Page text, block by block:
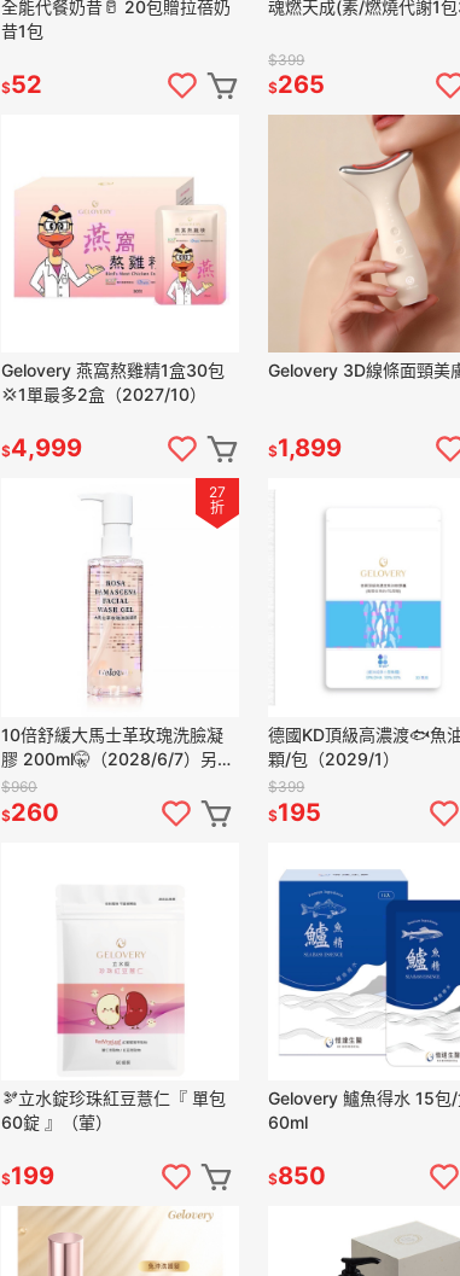
全能代餐奶昔🥛 20包贈拉蓓奶
昔1包
$52
魂燃天成(素/燃燒代謝1
$399
$265
Gelovery 燕窩熬雞精1盒30包
💢1單最多2盒（2027/10）
$4,999
Gelovery 3D線條面頸美
$1,899
27
折
10倍舒緩大馬士革玫瑰洗臉凝
膠 200ml🤫（2028/6/7）另有
去角質組合優惠價❤️
$960
$260
德國KD頂級高濃渡🐟魚
顆/包（2029/1）
$399
$195
🫘立水錠珍珠紅豆薏仁『 單包
60錠 』（葷）
$199
Gelovery 鱸魚得水 15包
60ml
$850